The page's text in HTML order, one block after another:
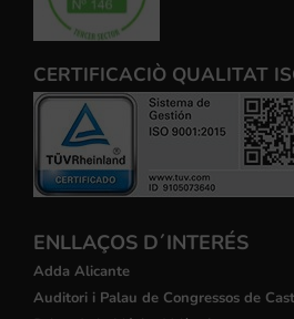
CERTIFICACIÒ QUALITAT
ENLLAÇOS D´INTERÉS
Adda Alicante
Auditori i Palau de Congressos de